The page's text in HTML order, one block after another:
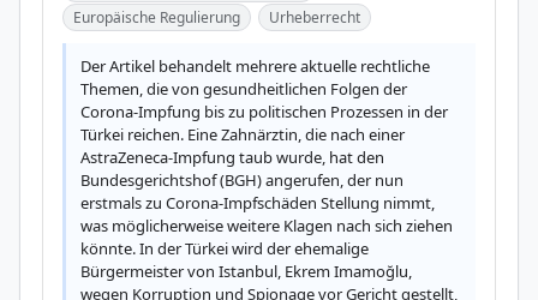
Europäische Regulierung
Urheberrecht
Der Artikel behandelt mehrere aktuelle rechtliche
Themen, die von gesundheitlichen Folgen der
Corona-Impfung bis zu politischen Prozessen in der
Türkei reichen. Eine Zahnärztin, die nach einer
AstraZeneca-Impfung taub wurde, hat den
Bundesgerichtshof (BGH) angerufen, der nun
erstmals zu Corona-Impfschäden Stellung nimmt,
was möglicherweise weitere Klagen nach sich ziehen
könnte. In der Türkei wird der ehemalige
Bürgermeister von Istanbul, Ekrem Imamoğlu,
wegen Korruption und Spionage vor Gericht gestellt,